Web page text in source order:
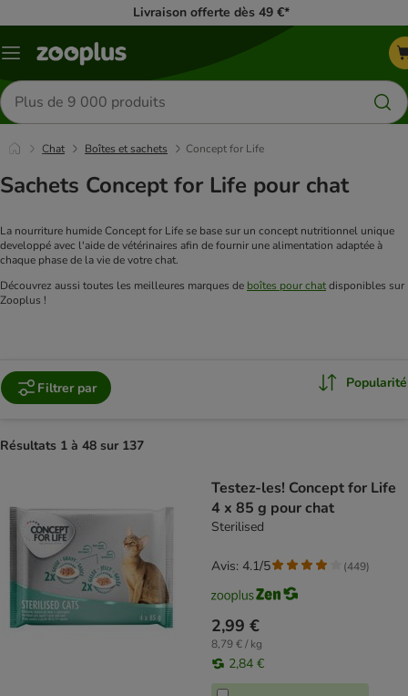
Livraison offerte dès 49 €*
Menu
Rechercher
des
produits
Chat Boîtes et sachets Concept for Life
Sachets Concept for Life pour chat
La nourriture humide Concept for Life se base sur un concept nutritionnel unique
developpé avec l'aide de vétérinaires afin de fournir une alimentation adaptée à
chaque phase de la vie de votre chat.
Découvrez aussi toutes les meilleures marques de boîtes pour chat disponibles sur
Zooplus !
Filtrer par Popularité
Résultats 1 à 48 sur 137
Testez-les! Concept for Life
4 x 85 g pour chat
Sterilised
2,99 €
8,79 € / kg
2,84 €
Avis: 4.1/5 (449)